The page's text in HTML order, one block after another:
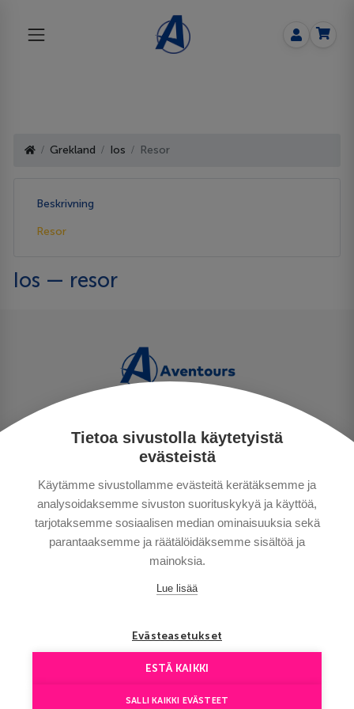
Tietoa sivustolla käytetyistä
evästeistä
Käytämme sivustollamme evästeitä kerätäksemme ja
analysoidaksemme sivuston suorituskykyä ja käyttöä,
tarjotaksemme sosiaalisen median ominaisuuksia sekä
parantaaksemme ja räätälöidäksemme sisältöä ja
mainoksia.
Lue lisää
Evästeasetukset
ESTÄ KAIKKI
SALLI KAIKKI EVÄSTEET
Grekland Ios Resor
Beskrivning
Resor
Ios — resor
PERSONUPPGIFTSPOLICY
BETALNINGSVILLKOR
RESEVILLKOR
BRA ATT VETA
KONTAKTA OSS
Copyright © Aventours 2026